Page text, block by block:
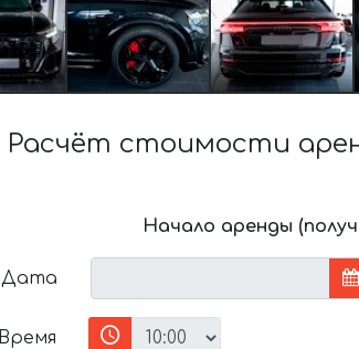
Расчёт стоимости
Начало аренды
Дата
Время